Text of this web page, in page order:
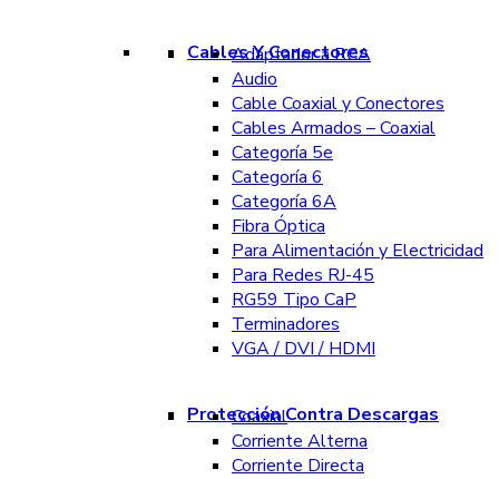
Cables Y Conectores
Adaptador a RCA
Audio
Cable Coaxial y Conectores
Cables Armados – Coaxial
Categoría 5e
Categoría 6
Categoría 6A
Fibra Óptica
Para Alimentación y Electricidad
Para Redes RJ-45
RG59 Tipo CaP
Terminadores
VGA / DVI / HDMI
Protección Contra Descargas
Coaxial
Corriente Alterna
Corriente Directa